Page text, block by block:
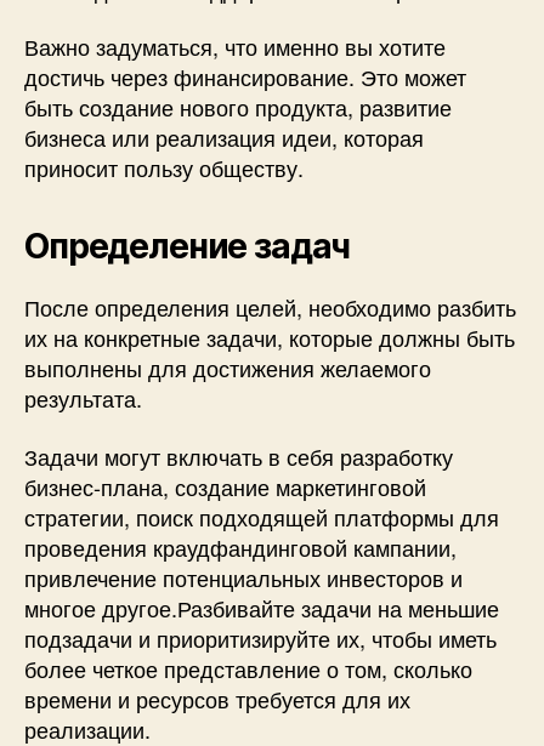
Важно задуматься, что именно вы хотите
достичь через финансирование. Это может
быть создание нового продукта, развитие
бизнеса или реализация идеи, которая
приносит пользу обществу.
Определение задач
После определения целей, необходимо разбить
их на конкретные задачи, которые должны быть
выполнены для достижения желаемого
результата.
Задачи могут включать в себя разработку
бизнес-плана, создание маркетинговой
стратегии, поиск подходящей платформы для
проведения краудфандинговой кампании,
привлечение потенциальных инвесторов и
многое другое.Разбивайте задачи на меньшие
подзадачи и приоритизируйте их, чтобы иметь
более четкое представление о том, сколько
времени и ресурсов требуется для их
реализации.